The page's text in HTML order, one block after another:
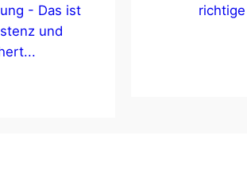
- Das ist
und